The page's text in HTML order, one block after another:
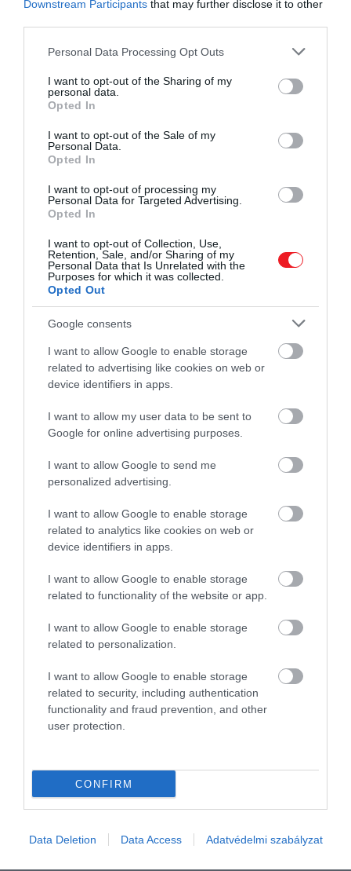
Downstream Participants that may further disclose it to other
Please note that this website/app uses one or more Google
not limited to your visit or usage behaviour. You may click to
grant or deny consent to Google and its third-party tags to
use your data for below specified purposes in below Google
consent section.
Personal Data Processing Opt Outs
I want to opt-out of the Sharing of my
personal data.
Opted In
I want to opt-out of the Sale of my
Personal Data.
Opted In
I want to opt-out of processing my
Personal Data for Targeted Advertising.
Opted In
I want to opt-out of Collection, Use,
Retention, Sale, and/or Sharing of my
Personal Data that Is Unrelated with the
Purposes for which it was collected.
Opted Out
Google consents
I want to allow Google to enable storage
related to advertising like cookies on web or
device identifiers in apps.
I want to allow my user data to be sent to
Google for online advertising purposes.
I want to allow Google to send me
personalized advertising.
I want to allow Google to enable storage
related to analytics like cookies on web or
device identifiers in apps.
I want to allow Google to enable storage
related to functionality of the website or app.
I want to allow Google to enable storage
related to personalization.
I want to allow Google to enable storage
related to security, including authentication
functionality and fraud prevention, and other
user protection.
CONFIRM
Data Deletion Data Access Adatvédelmi szabályzat
Habár a Mars terraformálása évtizedek óta
foglalkoztatja az emberiséget, amikor
szóba kerülnek az ehhez szükséges
az erőfeszítés elérhetetlennek tűnik. A
Kim Stanley Robinson Mars-trilógiájához
hasonló ábrázolások egyszerűen vadul
irreálisak. Ahhoz, hogy a…
Ez lehet az első lépés a Mars
benépesítéséhez
HAMU ÉS GYÉMÁNT